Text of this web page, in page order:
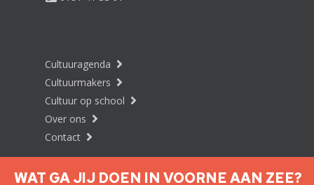
Cultuuragenda
Cultuurmakers
Cultuur op school
Over ons
Contact
WAT GA JIJ DOEN IN VOORNE AAN ZEE?